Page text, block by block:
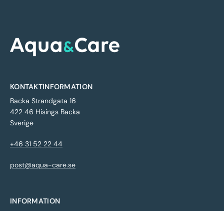
KONTAKTINFORMATION
Backa Strandgata 16
422 46 Hisings Backa
Sverige
+46 31 52 22 44
post@aqua-care.se
INFORMATION